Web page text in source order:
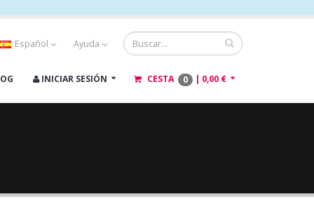
Español Ayuda
INICIAR SESIÓN CESTA 0 | 0,00 €